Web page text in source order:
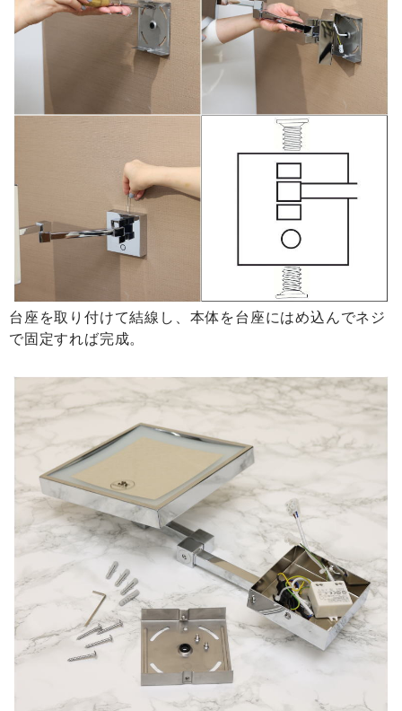
台座を取り付けて結線し、本体を台座にはめ込んでネジ
で固定すれば完成。